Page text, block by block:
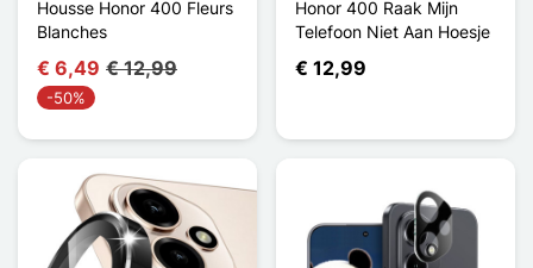
Housse Honor 400 Fleurs
Blanches
€ 6,49 € 12,99
-50%
Honor 400 Raak Mijn
Telefoon Niet Aan Hoesje
€ 12,99